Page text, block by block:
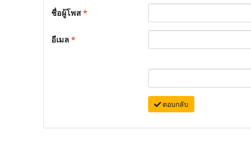
ชื่อผู้โพส*
อีเมล*
ตอบกลับ